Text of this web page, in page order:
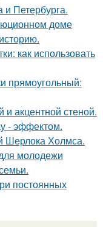
Петербурга.
доме
как использовать
прямоугольный:
и акцентной стеной.
- эффектом.
Шерлока Холмса.
молодежи
постоянных